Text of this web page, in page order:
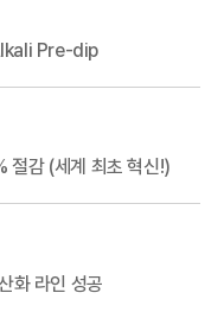
Pre-dip
절감 (세계 최초 혁신!)
화 라인 성공